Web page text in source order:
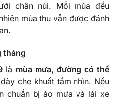
chân núi. Mỗi mùa đều
mùa thu vẫn được đánh
tháng
là mùa mưa, đường có thể
che khuất tầm nhìn. Nếu
chuẩn bị áo mưa và lái xe